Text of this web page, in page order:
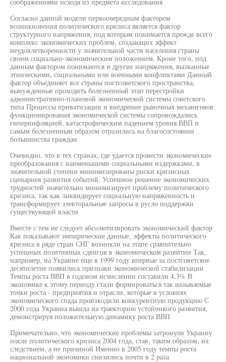
Согласно данпой модели первоочередным фактором
возникновения политического кризиса является фактор
структурного напряжения, под которым понимается прежде всего
комплекс экономических проблем, создающих эффект
неудовлетворенности у значительной части населения страны
своим социально-экономическим положением. Кроме того, под
данным фактором понимаются и другие напряжения, вызванные
этническими, социальными или военными конфликтами Данный
фактор объединяет все страны постсоветского пространства,
вынужденные проходить болезненный этап перестройки
административно-плановой экономической системы советского
типа Процессы приватизации и внедрение рыночных механизмов
функционирования экономической системы сопровождались
гиперинфляцией, катастрофическим падением уровня ВВП и
самым болезненным образом отразились на благосостоянии
большинства граждан
Очевидно, что в тех странах, где удается провести экономические
преобразования с наименьшими социальными издержками, в
значительной степени минимизированы риски кризисных
сценариев развития событий. Успешное решение экономических
трудностей значительно минимизирует проблему политического
кризиса, так как ликвидирует социальную напряженность и
трансформирует электоральные запросы в русло поддержки
существующей власти
Вместе с тем не следует абсолютизировать экономический фактор
Как показывают эмпирические данные, эффекты политического
кризиса в ряде стран СНГ возникли на этапе сравнительно
успешных позитивных сдвигов в экономическом развитии Так,
например, на Украине еще в 1999 году впервые за постсоветское
десятилетие появились признаки экономической стабилизации
Темпы роста ВВП в годовом исчислении составили 4,3% В
экономике к этому периоду стали формироваться так называемые
точки роста - предприятия и отрасли, которые в условиях
экономического спада производили конкурентную продукцию С
2000 года Украина вышла на траекторию устойчивого развития,
демонстрируя положительную динамику роста ВВП
Примечательно, что экономические проблемы затронули Украину
после политического кризиса 2004 года, став, таким образом, их
следствием, а не причиной Именно в 2005 году темпы роста
национальной экономики снизились почти в 2 раза